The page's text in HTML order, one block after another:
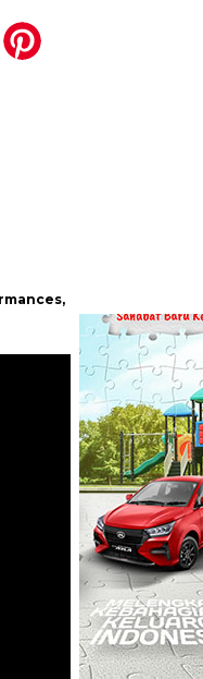
Albums, Rising